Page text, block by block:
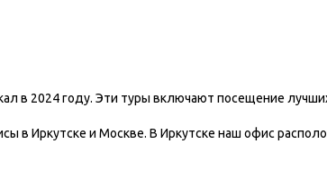
в 2024 году. Эти туры включают посещение
в Иркутске и Москве. В Иркутске наш офис